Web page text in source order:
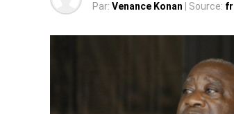
Par: Venance Konan | Source: